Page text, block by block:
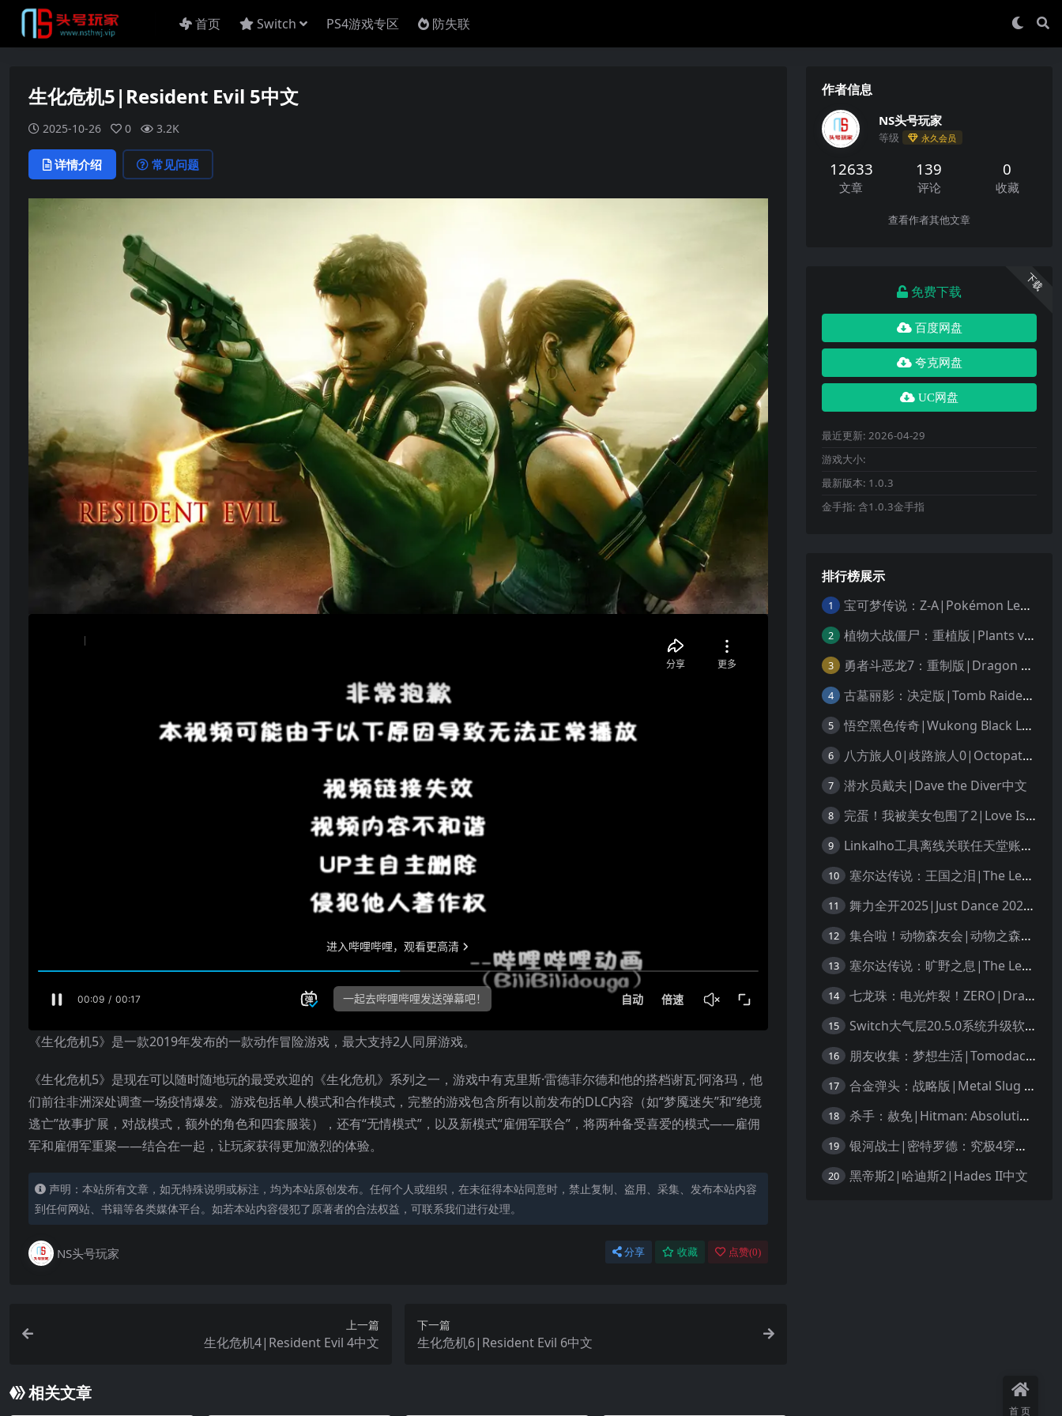
首页 Switch PS4游戏专区 防失联
生化危机5|Resident Evil 5中文
2025-10-26 0 3.2K
详情介绍 常见问题
《生化危机5》是一款2019年发布的一款动作冒险游戏，最大支持2人同屏游戏。
《生化危机5》是现在可以随时随地玩的最受欢迎的《生化危机》系列之一，游戏中有克里斯·雷德菲尔德和他的搭档谢瓦·阿洛玛，他
们前往非洲深处调查一场疫情爆发。游戏包括单人模式和合作模式，完整的游戏包含所有以前发布的DLC内容（如“梦魇迷失”和“绝境
逃亡”故事扩展，对战模式，额外的角色和四套服装），还有“无情模式”，以及新模式“雇佣军联合”，将两种备受喜爱的模式——雇佣
军和雇佣军重聚——结合在一起，让玩家获得更加激烈的体验。
声明：本站所有文章，如无特殊说明或标注，均为本站原创发布。任何个人或组织，在未征得本站同意时，禁止复制、盗用、采集、发布本站内容
到任何网站、书籍等各类媒体平台。如若本站内容侵犯了原著者的合法权益，可联系我们进行处理。
NS头号玩家 分享 收藏 点赞(0)
上一篇
生化危机4|Resident Evil 4中文
下一篇
生化危机6|Resident Evil 6中文
相关文章
作者信息
NS头号玩家
等级 永久会员
12633
文章
139
评论
0
收藏
查看作者其他文章
下载
免费下载
百度网盘
夸克网盘
UC网盘
最近更新: 2026-04-29
游戏大小:
最新版本: 1.0.3
金手指: 含1.0.3金手指
排行榜展示
1 宝可梦传说：Z-A|Pokémon Legends: Z-A中文
2 植物大战僵尸：重植版|Plants vs. Zombies: Replanted中文
3 勇者斗恶龙7：重制版|Dragon Quest VII Reimagined中文
4 古墓丽影：决定版|Tomb Raider: Definitive Edition中文
5 悟空黑色传奇|Wukong Black Legend
6 八方旅人0|歧路旅人0|Octopath Traveler 0中文
7 潜水员戴夫|Dave the Diver中文
8 完蛋！我被美女包围了2|Love Is All Around 2中文
9 Linkalho工具离线关联任天堂账户教程
10 塞尔达传说：王国之泪|The Legend of Zelda: Tears of the Kingdom中文
11 舞力全开2025|Just Dance 2025中文
12 集合啦！动物森友会|动物之森|Animal Crossing: New Horizons中文
13 塞尔达传说：旷野之息|The Legend of Zelda: Breath of the Wild中文
14 七龙珠：电光炸裂！ZERO|Dragon Ball: Sparking! Zero中文
15 Switch大气层20.5.0系统升级软硬破通用教程
16 朋友收集：梦想生活|Tomodachi Life: Living the Dream中文
17 合金弹头：战略版|Metal Slug Tactics中文
18 杀手：赦免|Hitman: Absolution汉化
19 银河战士|密特罗德：究极4穿越未知|Metroid Prime 4: Beyond中文
20 黑帝斯2|哈迪斯2|Hades II中文
首页